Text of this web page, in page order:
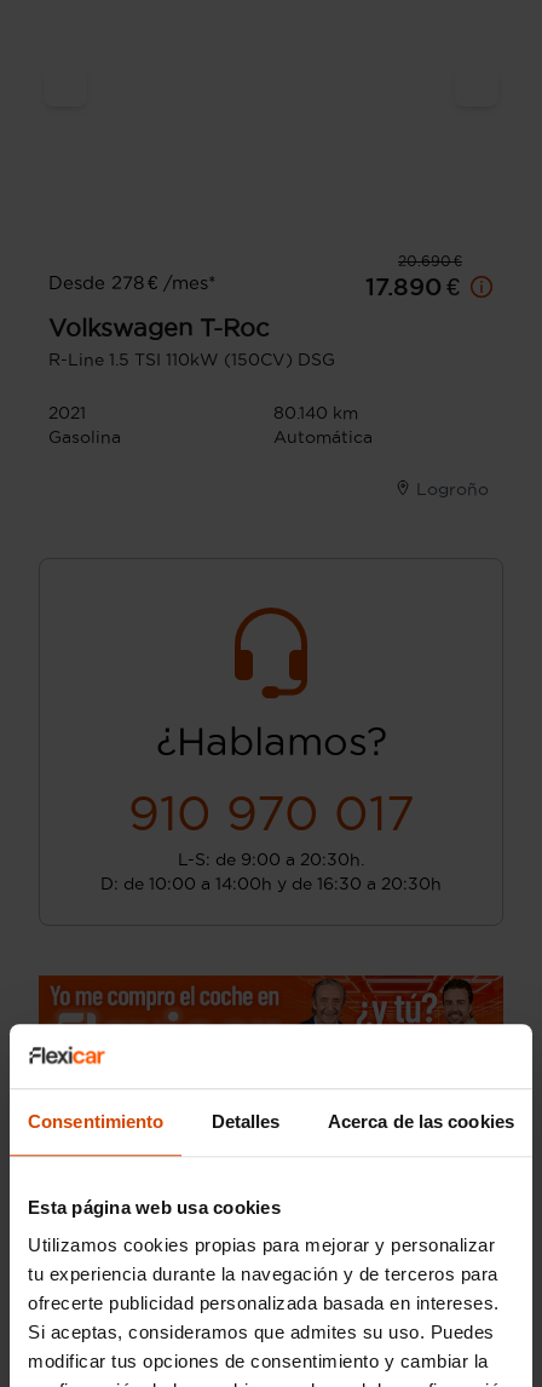
Consentimiento Detalles Acerca de las cookies
Esta página web usa cookies
Utilizamos cookies propias para mejorar y personalizar
tu experiencia durante la navegación y de terceros para
ofrecerte publicidad personalizada basada en intereses.
Si aceptas, consideramos que admites su uso. Puedes
modificar tus opciones de consentimiento y cambiar la
20.690 €
Desde 278 € /mes*
17.890 €
Volkswagen T-Roc
R-Line 1.5 TSI 110kW (150CV) DSG
2021
80.140 km
Gasolina
Automática
Logroño
¿Hablamos?
910 970 017
L-S: de 9:00 a 20:30h.
D: de 10:00 a 14:00h y de 16:30 a 20:30h